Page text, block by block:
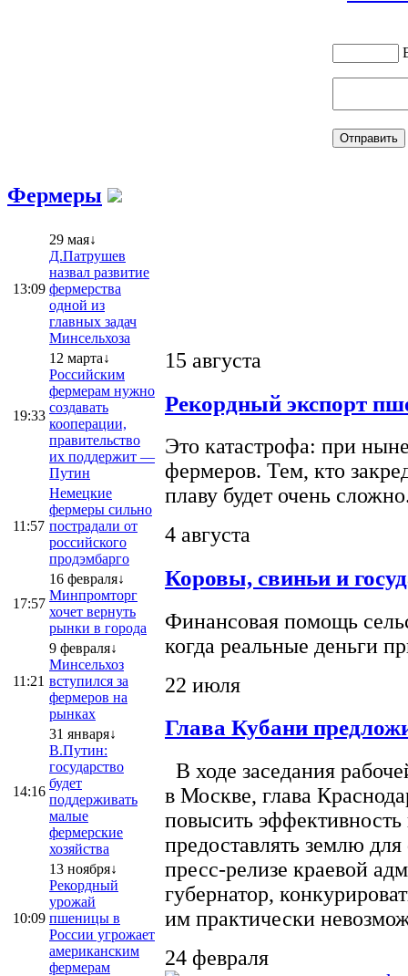
Фермеры
13:09
29 мая↓
Д.Патрушев
назвал развитие
фермерства
одной из
главных задач
Минсельхоза
19:33
12 марта↓
Российским
фермерам нужно
создавать
кооперации,
правительство
их поддержит —
Путин
11:57
Немецкие
фермеры сильно
пострадали от
российского
продэмбарго
17:57
16 февраля↓
Минпромторг
хочет вернуть
рынки в города
11:21
9 февраля↓
Минсельхоз
вступился за
фермеров на
рынках
14:16
31 января↓
В.Путин:
государство
будет
поддерживать
малые
фермерские
хозяйства
10:09
13 ноября↓
Рекордный
урожай
пшеницы в
России угрожает
американским
фермерам
15 августа
Рекордный экспорт
Это катастрофа: при
фермеров. Тем, кто
плаву будет очень
4 августа
Коровы, свиньи и
Финансовая помощь
когда реальные деньги
22 июля
Глава Кубани
В ходе заседания
в Москве, глава
повысить эффективность
предоставлять землю
пресс-релизе краевой
губернатор,
им практически
24 февраля